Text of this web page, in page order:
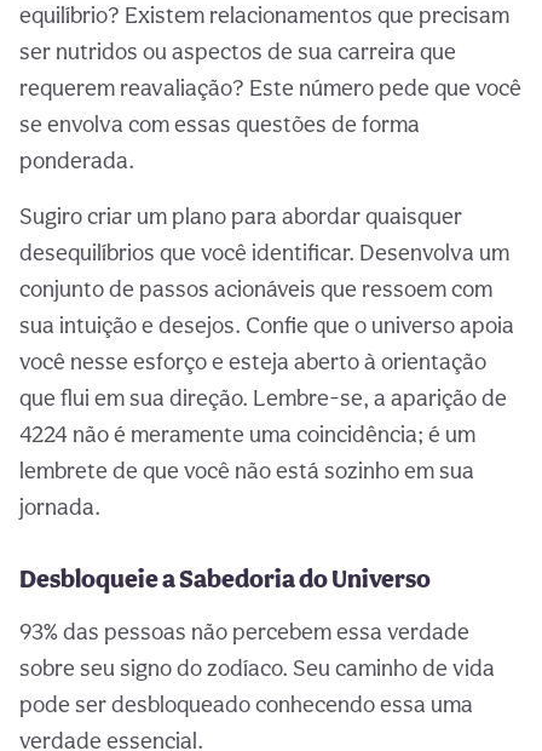
equilíbrio? Existem relacionamentos que precisam
ser nutridos ou aspectos de sua carreira que
requerem reavaliação? Este número pede que você
se envolva com essas questões de forma
ponderada.
Sugiro criar um plano para abordar quaisquer
desequilíbrios que você identificar. Desenvolva um
conjunto de passos acionáveis que ressoem com
sua intuição e desejos. Confie que o universo apoia
você nesse esforço e esteja aberto à orientação
que flui em sua direção. Lembre-se, a aparição de
4224 não é meramente uma coincidência; é um
lembrete de que você não está sozinho em sua
jornada.
Desbloqueie a Sabedoria do Universo
93% das pessoas não percebem essa verdade
sobre seu signo do zodíaco. Seu caminho de vida
pode ser desbloqueado conhecendo essa uma
verdade essencial.